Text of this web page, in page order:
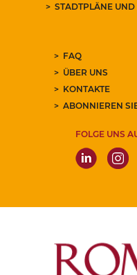
STADTPLÄNE
FAQ
ÜBER UNS
KONTAKTE
ABONNIEREN
FOLGE UNS